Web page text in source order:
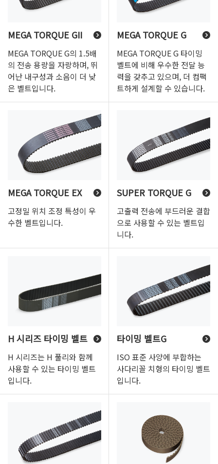
MEGA TORQUE GII
MEGA TORQUE G의 1.5배
의 전송 용량을 자랑하며, 뛰
어난 내구성과 소음이 더 낮
은 벨트입니다.
MEGA TORQUE G
MEGA TORQUE G 타이밍
벨트에 비해 우수한 전달 능
력을 갖추고 있으며, 더 컴팩
트하게 설계할 수 있습니다.
MEGA TORQUE EX
고정밀 위치 조정 특성이 우
수한 벨트입니다.
SUPER TORQUE G
고출력 전송에 부드러운 결합
으로 사용할 수 있는 벨트입
니다.
H 시리즈 타이밍 벨트
H 시리즈는 H 풀리와 함께
사용할 수 있는 타이밍 벨트
입니다.
타이밍 벨트G
ISO 표준 사양에 부합하는
사다리꼴 치형의 타이밍 벨트
입니다.